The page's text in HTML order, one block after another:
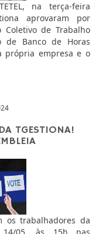
na terça-feira
aprovaram por
de Trabalho
de Banco de Horas
própria empresa e o
TGESTIONA!
os trabalhadores da